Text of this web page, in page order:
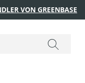
VON GREENBASE